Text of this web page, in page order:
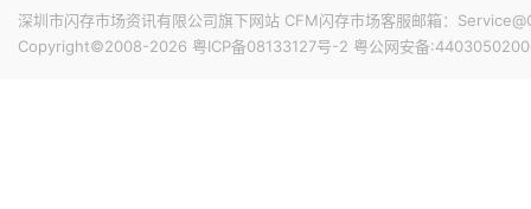
深圳市闪存市场资讯有限公司旗下网站 CFM闪存市场客服邮箱：
Copyright©2008-2026 粤ICP备08133127号-2 粤公网安备